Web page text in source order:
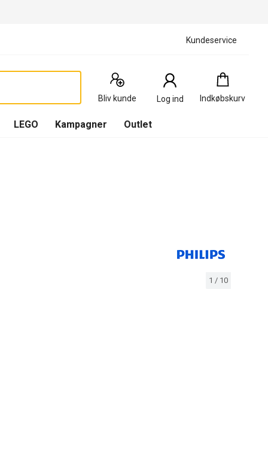
Kundeservice
Bliv kunde Log ind Indkøbskurv
Indkøbskurv
0
Produkter
LEGO Kampagner Outlet
1 / 10